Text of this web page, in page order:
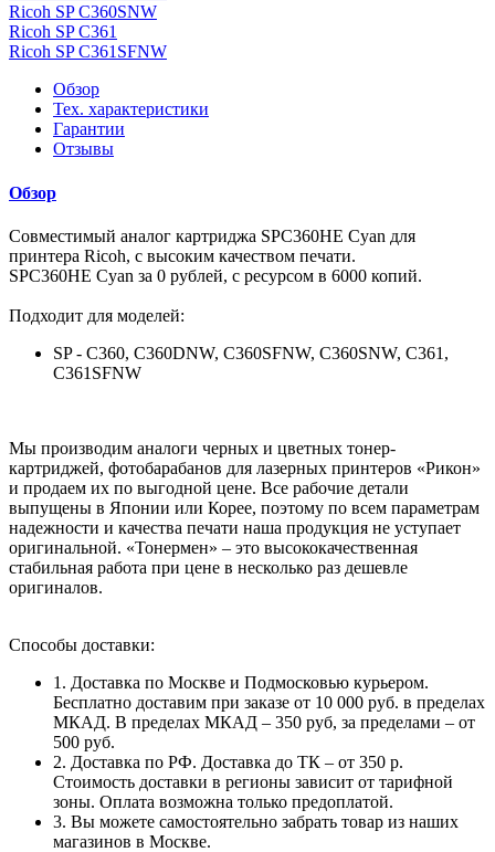
Ricoh SP C360SNW
Ricoh SP C361
Ricoh SP C361SFNW
Обзор
Тех. характеристики
Гарантии
Отзывы
Обзор
Совместимый аналог картриджа SPC360HE Cyan для
принтера Ricoh, с высоким качеством печати.
SPC360HE Cyan за 0 рублей, с ресурсом в 6000 копий.
Подходит для моделей:
SP - C360, C360DNW, C360SFNW, C360SNW, C361,
C361SFNW
Мы производим аналоги черных и цветных тонер-
картриджей, фотобарабанов для лазерных принтеров «Рикон»
и продаем их по выгодной цене. Все рабочие детали
выпущены в Японии или Корее, поэтому по всем параметрам
надежности и качества печати наша продукция не уступает
оригинальной. «Тонермен» – это высококачественная
стабильная работа при цене в несколько раз дешевле
оригиналов.
Способы доставки:
1. Доставка по Москве и Подмосковью курьером.
Бесплатно доставим при заказе от 10 000 руб. в пределах
МКАД. В пределах МКАД – 350 руб, за пределами – от
500 руб.
2. Доставка по РФ. Доставка до ТК – от 350 р.
Стоимость доставки в регионы зависит от тарифной
зоны. Оплата возможна только предоплатой.
3. Вы можете самостоятельно забрать товар из наших
магазинов в Москве.